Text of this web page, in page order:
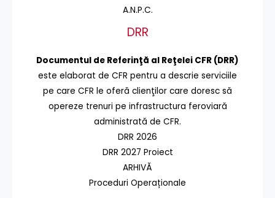
A.N.P.C.
DRR
Documentul de Referinţă al Reţelei CFR (DRR)
este elaborat de CFR pentru a descrie serviciile
pe care CFR le oferă clienţilor care doresc să
opereze trenuri pe infrastructura feroviară
administrată de CFR.
DRR 2026
DRR 2027 Proiect
ARHIVĂ
Proceduri Operaționale